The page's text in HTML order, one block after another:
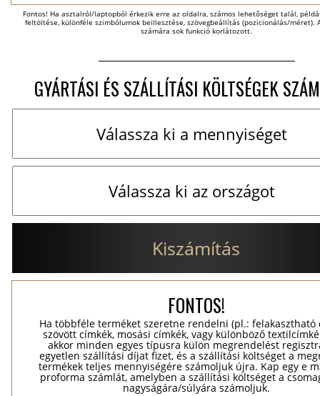
Fontos! Ha asztalról/laptopból érkezik erre az oldalra, számos lehetőséget talál,
feltöltése, különféle szimbólumok beillesztése, szövegbeállítás (pozicionálás/méret).
számára sok funkció korlátozott.
GYÁRTÁSI ÉS SZÁLLÍTÁSI KÖLTSÉGEK
Kiszámítás
FONTOS!
Ha többféle terméket szeretne rendelni (pl.: felakasztható
szövött címkék, mosási címkék, vagy különböző
akkor minden egyes típusra külön megrendelést
egyetlen szállítási díjat fizet, és a szállítási költséget a
termékek teljes mennyiségére számoljuk újra. Kap egy e
proforma számlát, amelyben a szállítási költséget a
nagyságára/súlyára számoljuk.